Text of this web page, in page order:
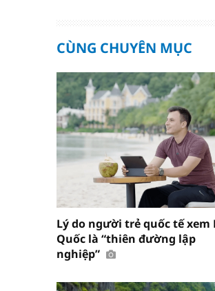
CÙNG CHUYÊN MỤC
Lý do người trẻ quốc tế xem
Quốc là “thiên đường lập
nghiệp”